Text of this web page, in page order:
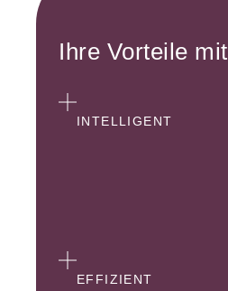
Ihre Vorteile
INTELLIGENT
EFFIZIENT